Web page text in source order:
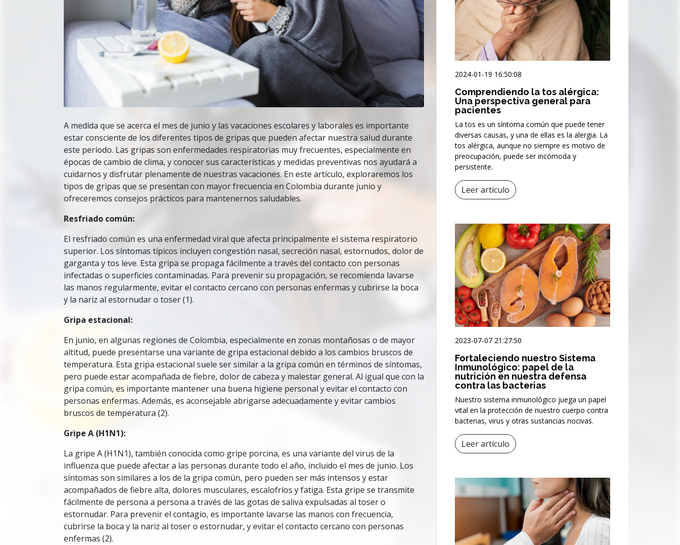
A medida que se acerca el mes de junio y las vacaciones escolares y laborales es importante
estar consciente de los diferentes tipos de gripas que pueden afectar nuestra salud durante
este período. Las gripas son enfermedades respiratorias muy frecuentes, especialmente en
épocas de cambio de clima, y conocer sus características y medidas preventivas nos ayudará a
cuidarnos y disfrutar plenamente de nuestras vacaciones. En este artículo, exploraremos los
tipos de gripas que se presentan con mayor frecuencia en Colombia durante junio y
ofreceremos consejos prácticos para mantenernos saludables.
Resfriado común:
El resfriado común es una enfermedad viral que afecta principalmente el sistema respiratorio
superior. Los síntomas típicos incluyen congestión nasal, secreción nasal, estornudos, dolor de
garganta y tos leve. Esta gripa se propaga fácilmente a través del contacto con personas
infectadas o superficies contaminadas. Para prevenir su propagación, se recomienda lavarse
las manos regularmente, evitar el contacto cercano con personas enfermas y cubrirse la boca
y la nariz al estornudar o toser (1).
Gripa estacional:
En junio, en algunas regiones de Colombia, especialmente en zonas montañosas o de mayor
altitud, puede presentarse una variante de gripa estacional debido a los cambios bruscos de
temperatura. Esta gripa estacional suele ser similar a la gripa común en términos de síntomas,
pero puede estar acompañada de fiebre, dolor de cabeza y malestar general. Al igual que con la
gripa común, es importante mantener una buena higiene personal y evitar el contacto con
personas enfermas. Además, es aconsejable abrigarse adecuadamente y evitar cambios
bruscos de temperatura (2).
Gripe A (H1N1):
La gripe A (H1N1), también conocida como gripe porcina, es una variante del virus de la
influenza que puede afectar a las personas durante todo el año, incluido el mes de junio. Los
síntomas son similares a los de la gripa común, pero pueden ser más intensos y estar
acompañados de fiebre alta, dolores musculares, escalofríos y fatiga. Esta gripe se transmite
fácilmente de persona a persona a través de las gotas de saliva expulsadas al toser o
estornudar. Para prevenir el contagio, es importante lavarse las manos con frecuencia,
cubrirse la boca y la nariz al toser o estornudar, y evitar el contacto cercano con personas
enfermas (2).
2024-01-19 16:50:08
Comprendiendo la tos alérgica:
Una perspectiva general para
pacientes
La tos es un síntoma común que puede tener
diversas causas, y una de ellas es la alergia. La
tos alérgica, aunque no siempre es motivo de
preocupación, puede ser incómoda y
persistente.
Leer artículo
2023-07-07 21:27:50
Fortaleciendo nuestro Sistema
Inmunológico: papel de la
nutrición en nuestra defensa
contra las bacterias
Nuestro sistema inmunológico juega un papel
vital en la protección de nuestro cuerpo contra
bacterias, virus y otras sustancias nocivas.
Leer artículo